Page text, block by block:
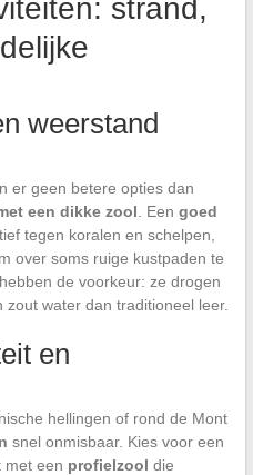
strand,
weerstand
er geen betere opties dan
een dikke zool . Een goed
tegen koralen en schelpen,
over soms ruige kustpaden te
de voorkeur: ze drogen
water dan traditioneel leer.
en
hellingen of rond de Mont
snel onmisbaar. Kies voor een
met een profielzool die